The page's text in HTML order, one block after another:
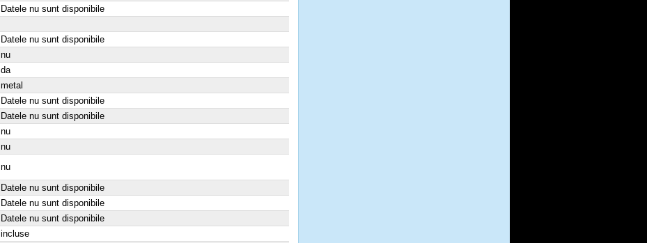
Datele nu sunt disponibile
Datele nu sunt disponibile
nu
da
metal
Datele nu sunt disponibile
Datele nu sunt disponibile
nu
nu
nu
Datele nu sunt disponibile
Datele nu sunt disponibile
Datele nu sunt disponibile
incluse